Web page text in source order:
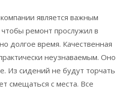
является важным
ремонт прослужил в
долгое время. Качественная
неузнаваемым. Оно
Из сидений не будут торчать
смещаться с места. Все